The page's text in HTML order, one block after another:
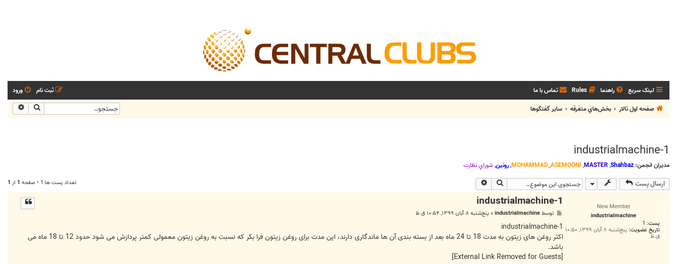
لینک سریع راهنما Rules تماس با ما ورود
ثبت نام
صفحه اول تالار
بخش‌‌هاي متفرقه ساير گفتگوها جستجو
industrialmachine-1
مدیران انجمن: Shahbaz
,
MASTER
,
MOHAMMAD_ASEMOONI
,رونین,شوراي نظارت
ارسال پست جستجو تعداد پست ها:1 • صفحه 1 از 1
New Member
industrialmachine
پست: 1
تاریخ عضویت: پنج‌شنبه ۸ آبان ۱۳۹۹, ۱۰:۵۰
ق.ظ
industrialmachine-1
ت
توسطindustrialmachine
» پنج‌شنبه ۸ آبان ۱۳۹۹, ۱۰:۵۴ ق.ظ
industrialmachine-1
اکثر روغن های زیتون به مدت 18 تا 24 ماه بعد از بسته بندی آن ها ماندگاری دارند، این مدت برای روغن زیتون فرا بکر که نسبت به روغن زیتون معمولی کمتر پردازش می شود حدود 12 تا 18 ماه می
باشد.
[External Link Removed for Guests]